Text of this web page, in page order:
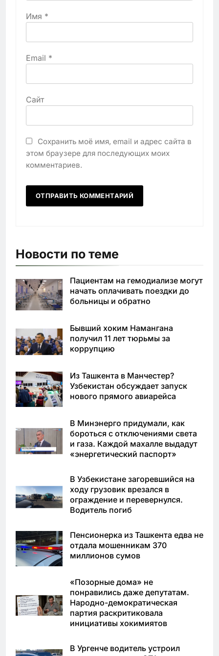
Имя *
Email *
Сайт
Сохранить моё имя, email и адрес сайта в
этом браузере для последующих моих
комментариев.
Новости по теме
Пациентам на гемодиализе могут
начать оплачивать поездки до
больницы и обратно
Бывший хоким Намангана
получил 11 лет тюрьмы за
коррупцию
Из Ташкента в Манчестер?
Узбекистан обсуждает запуск
нового прямого авиарейса
В Минэнерго придумали, как
бороться с отключениями света
и газа. Каждой махалле выдадут
«энергетический паспорт»
В Узбекистане загоревшийся на
ходу грузовик врезался в
ограждение и перевернулся.
Водитель погиб
Пенсионерка из Ташкента едва не
отдала мошенникам 370
миллионов сумов
«Позорные дома» не
понравились даже депутатам.
Народно-демократическая
партия раскритиковала
инициативы хокимиятов
В Ургенче водитель устроил